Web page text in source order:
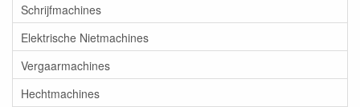
Schrijfmachines
Elektrische Nietmachines
Vergaarmachines
Hechtmachines